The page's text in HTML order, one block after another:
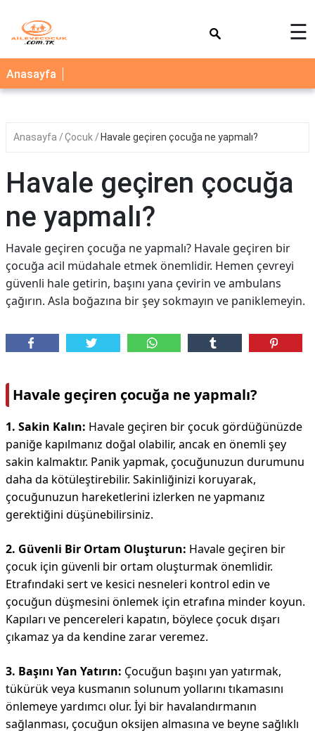
AİLE
ÇOCUK
SAĞLIK
BLOG
FAYDALI
YEMEK
TARİFLERİ
☰
Anasayfa
Anasayfa Çocuk Havale geçiren çocuğa ne yapmalı?
Havale geçiren çocuğa
ne yapmalı?
Havale geçiren çocuğa ne yapmalı? Havale geçiren bir
çocuğa acil müdahale etmek önemlidir. Hemen çevreyi
güvenli hale getirin, başını yana çevirin ve ambulans
çağırın. Asla boğazına bir şey sokmayın ve paniklemeyin.
Havale geçiren çocuğa ne yapmalı?
1. Sakin Kalın: Havale geçiren bir çocuk gördüğünüzde
paniğe kapılmanız doğal olabilir, ancak en önemli şey
sakin kalmaktır. Panik yapmak, çocuğunuzun durumunu
daha da kötüleştirebilir. Sakinliğinizi koruyarak,
çocuğunuzun hareketlerini izlerken ne yapmanız
gerektiğini düşünebilirsiniz.
2. Güvenli Bir Ortam Oluşturun: Havale geçiren bir
çocuk için güvenli bir ortam oluşturmak önemlidir.
Etrafındaki sert ve kesici nesneleri kontrol edin ve
çocuğun düşmesini önlemek için etrafına minder koyun.
Kapıları ve pencereleri kapatın, böylece çocuk dışarı
çıkamaz ya da kendine zarar veremez.
3. Başını Yan Yatırın: Çocuğun başını yan yatırmak,
tükürük veya kusmanın solunum yollarını tıkamasını
önlemeye yardımcı olur. İyi bir havalandırmanın
sağlanması, çocuğun oksijen almasına ve beyne sağlıklı